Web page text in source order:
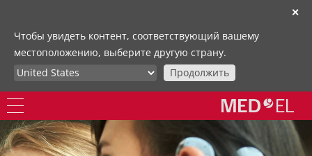
✕
Чтобы увидеть контент, соответствующий вашему
местоположению, выберите другую страну.
Продолжить